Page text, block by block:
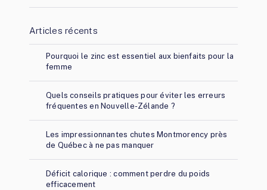
Articles récents
Pourquoi le zinc est essentiel aux bienfaits pour la
femme
Quels conseils pratiques pour éviter les erreurs
fréquentes en Nouvelle-Zélande ?
Les impressionnantes chutes Montmorency près
de Québec à ne pas manquer
Déficit calorique : comment perdre du poids
efficacement